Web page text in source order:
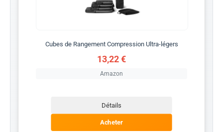
Cubes de Rangement Compression Ultra-légers
13,22 €
Amazon
Détails
Acheter